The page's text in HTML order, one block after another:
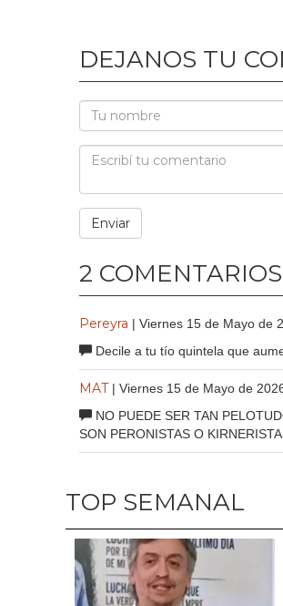
DEJANOS TU
2 COMENTARIOS
Pereyra | Viernes 15 de Mayo de
Decile a tu tío quintela que
MAT | Viernes 15 de Mayo de
NO PUEDE SER TAN
SON PERONISTAS O
TOP SEMANAL